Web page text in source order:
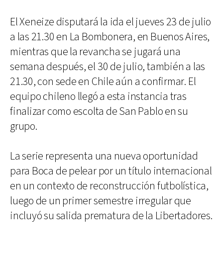
El Xeneize disputará la ida el jueves 23 de julio
a las 21.30 en La Bombonera, en Buenos Aires,
mientras que la revancha se jugará una
semana después, el 30 de julio, también a las
21.30, con sede en Chile aún a confirmar. El
equipo chileno llegó a esta instancia tras
finalizar como escolta de San Pablo en su
grupo.
La serie representa una nueva oportunidad
para Boca de pelear por un título internacional
en un contexto de reconstrucción futbolística,
luego de un primer semestre irregular que
incluyó su salida prematura de la Libertadores.